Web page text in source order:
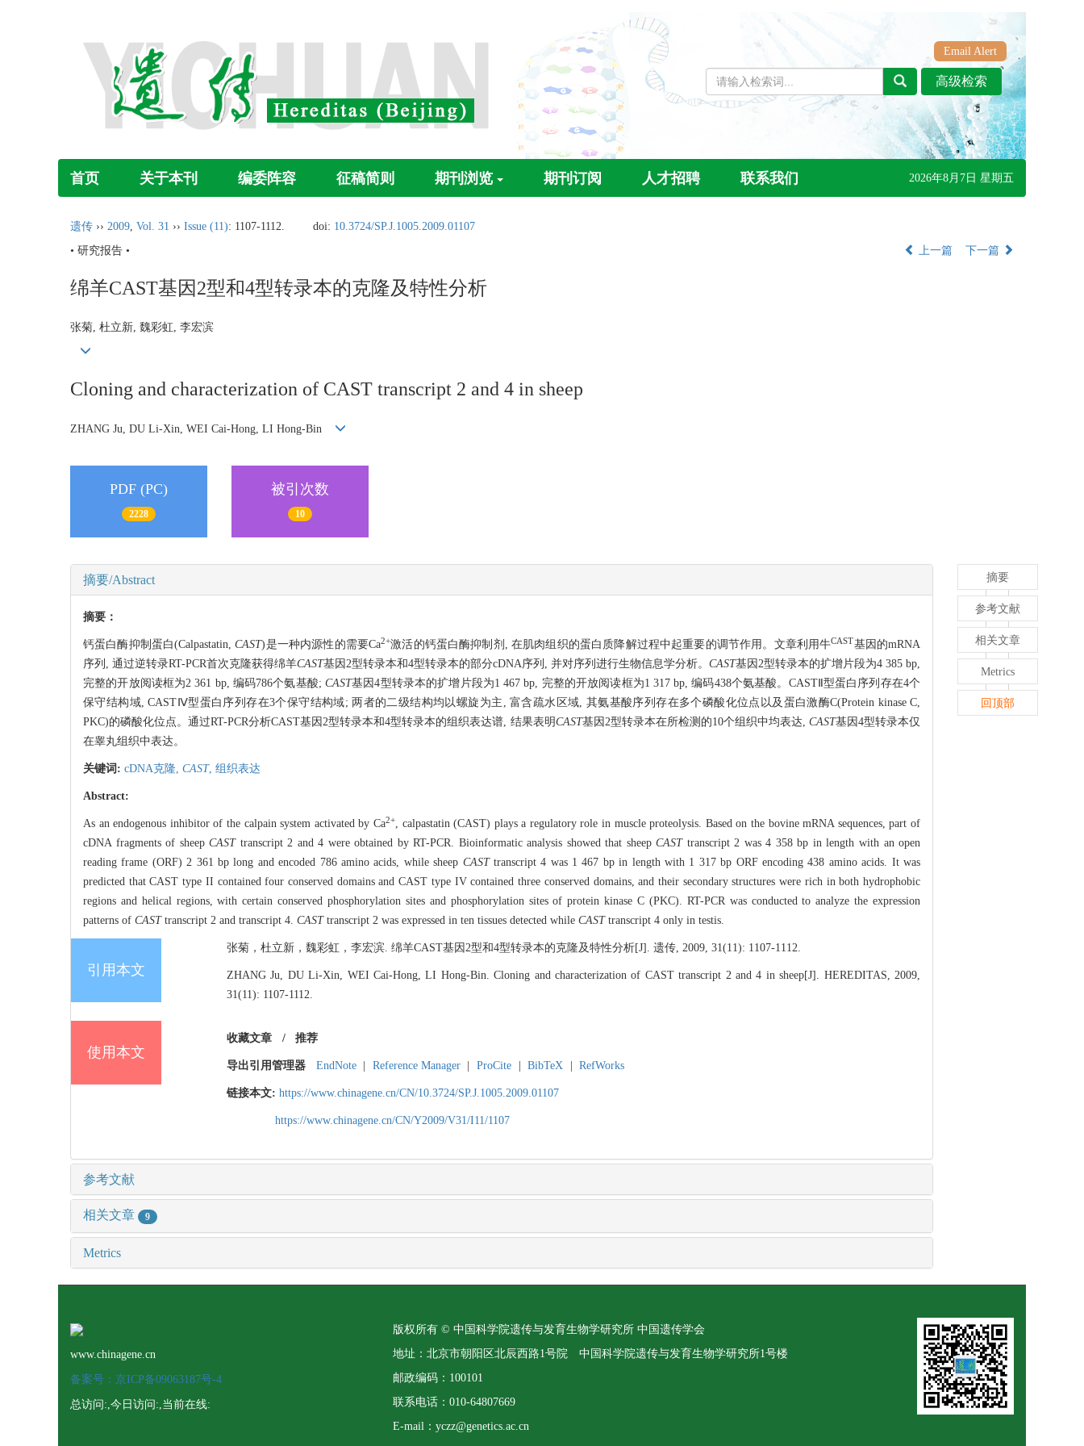
Email Alert
首页 关于本刊 编委阵容 征稿简则 期刊浏览 期刊订阅 人才招聘 联系我们 2026年8月7日 星期五
遗传 ›› 2009, Vol. 31 ›› Issue (11): 1107-1112. doi: 10.3724/SP.J.1005.2009.01107
• 研究报告 •
上一篇 下一篇
绵羊CAST基因2型和4型转录本的克隆及特性分析
张菊, 杜立新, 魏彩虹, 李宏滨
Cloning and characterization of CAST transcript 2 and 4 in sheep
ZHANG Ju, DU Li-Xin, WEI Cai-Hong, LI Hong-Bin
PDF (PC)
2228
被引次数
10
摘要/Abstract
摘要：
钙蛋白酶抑制蛋白(Calpastatin,CAST)是一种内源性的需要Ca2+激活的钙蛋白酶抑制剂, 在肌肉组织的蛋白质降解过程中起重要的调节作用。文章利用牛CAST基因的mRNA
序列, 通过逆转录RT-PCR首次克隆获得绵羊CAST基因2型转录本和4型转录本的部分cDNA序列, 并对序列进行生物信息学分析。 CAST基因2型转录本的扩增片段为4 385 bp,
完整的开放阅读框为2 361 bp, 编码786个氨基酸; CAST基因4型转录本的扩增片段为1 467 bp, 完整的开放阅读框为1 317 bp, 编码438个氨基酸。CASTⅡ型蛋白序列存在4个
保守结构域, CASTⅣ型蛋白序列存在3个保守结构域; 两者的二级结构均以螺旋为主, 富含疏水区域, 其氨基酸序列存在多个磷酸化位点以及蛋白激酶C(Protein kinase C,
PKC)的磷酸化位点。通过RT-PCR分析CAST基因2型转录本和4型转录本的组织表达谱, 结果表明CAST基因2型转录本在所检测的10个组织中均表达, CAST基因4型转录本仅
在睾丸组织中表达。
关键词: cDNA克隆, CAST, 组织表达
Abstract:
As an endogenous inhibitor of the calpain system activated by Ca2+, calpastatin (CAST) plays a regulatory role in muscle proteolysis. Based on the bovine mRNA sequences, part of
cDNA fragments of sheepCAST transcript 2 and 4 were obtained by RT-PCR. Bioinformatic analysis showed that sheepCAST transcript 2 was 4 358 bp in length with an open
reading frame (ORF) 2 361 bp long and encoded 786 amino acids, while sheep CAST transcript 4 was 1 467 bp in length with 1 317 bp ORF encoding 438 amino acids. It was
predicted that CAST type II contained four conserved domains and CAST type IV contained three conserved domains, and their secondary structures were rich in both hydrophobic
regions and helical regions, with certain conserved phosphorylation sites and phosphorylation sites of protein kinase C (PKC). RT-PCR was conducted to analyze the expression
patterns of CAST transcript 2 and transcript 4. CAST transcript 2 was expressed in ten tissues detected while CAST transcript 4 only in testis.
引用本文
张菊，杜立新，魏彩虹，李宏滨. 绵羊CAST基因2型和4型转录本的克隆及特性分析[J]. 遗传, 2009, 31(11): 1107-1112.
ZHANG Ju, DU Li-Xin, WEI Cai-Hong, LI Hong-Bin. Cloning and characterization of CAST transcript 2 and 4 in sheep[J]. HEREDITAS, 2009,
31(11): 1107-1112.
使用本文
收藏文章 / 推荐
导出引用管理器 EndNote Reference Manager ProCite BibTeX RefWorks
链接本文: https://www.chinagene.cn/CN/10.3724/SP.J.1005.2009.01107
https://www.chinagene.cn/CN/Y2009/V31/I11/1107
参考文献
相关文章 9
Metrics
摘要
参考文献
相关文章
Metrics
回顶部
www.chinagene.cn
备案号：京ICP备09063187号-4
总访问: ,今日访问: ,当前在线:
版权所有 © 中国科学院遗传与发育生物学研究所 中国遗传学会
地址：北京市朝阳区北辰西路1号院 中国科学院遗传与发育生物学研究所1号楼
邮政编码：100101
联系电话：010-64807669
E-mail：yczz@genetics.ac.cn